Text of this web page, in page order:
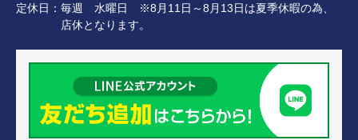
定休日： 毎週 水曜日 ※8月11日～8月13日は夏季休暇の為、
店休となります。